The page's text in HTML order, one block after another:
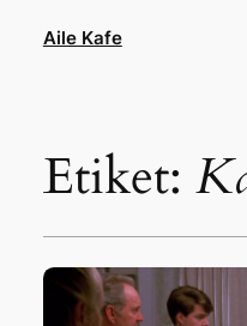
Aile Kafe
Etiket: